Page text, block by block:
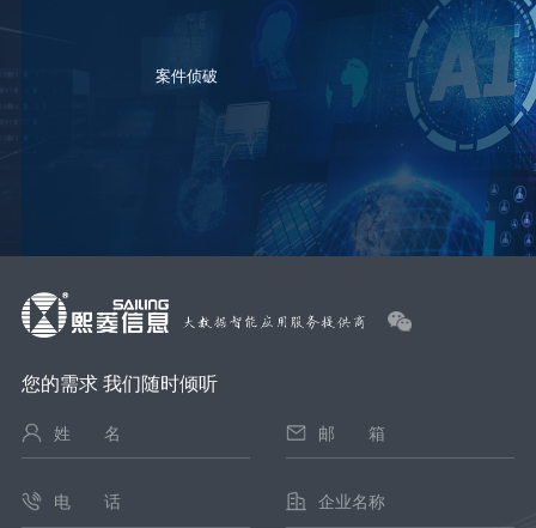
案件侦破
您的需求 我们随时倾听